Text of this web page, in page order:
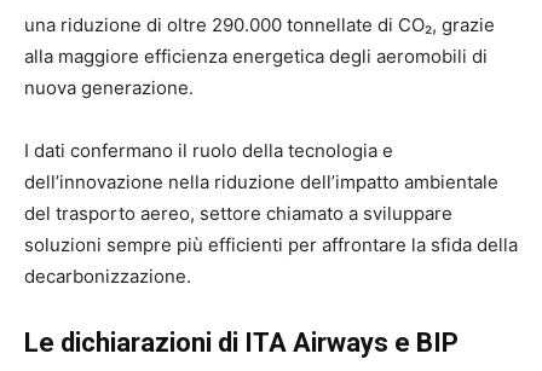
una riduzione di oltre 290.000 tonnellate di CO₂, grazie
alla maggiore efficienza energetica degli aeromobili di
nuova generazione.
I dati confermano il ruolo della tecnologia e
dell’innovazione nella riduzione dell’impatto ambientale
del trasporto aereo, settore chiamato a sviluppare
soluzioni sempre più efficienti per affrontare la sfida della
decarbonizzazione.
Le dichiarazioni di ITA Airways e BIP